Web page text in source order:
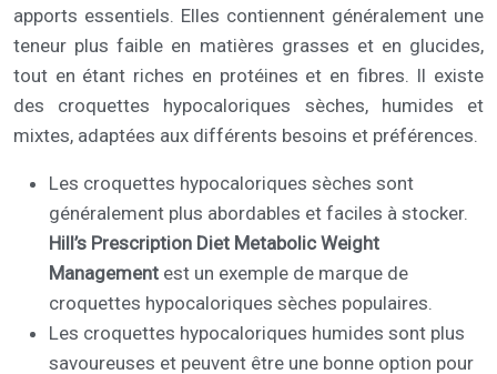
apports essentiels. Elles contiennent généralement une
teneur plus faible en matières grasses et en glucides,
tout en étant riches en protéines et en fibres. Il existe
des croquettes hypocaloriques sèches, humides et
mixtes, adaptées aux différents besoins et préférences.
Les croquettes hypocaloriques sèches sont
généralement plus abordables et faciles à stocker.
Hill’s Prescription Diet Metabolic Weight
Management est un exemple de marque de
croquettes hypocaloriques sèches populaires.
Les croquettes hypocaloriques humides sont plus
savoureuses et peuvent être une bonne option pour